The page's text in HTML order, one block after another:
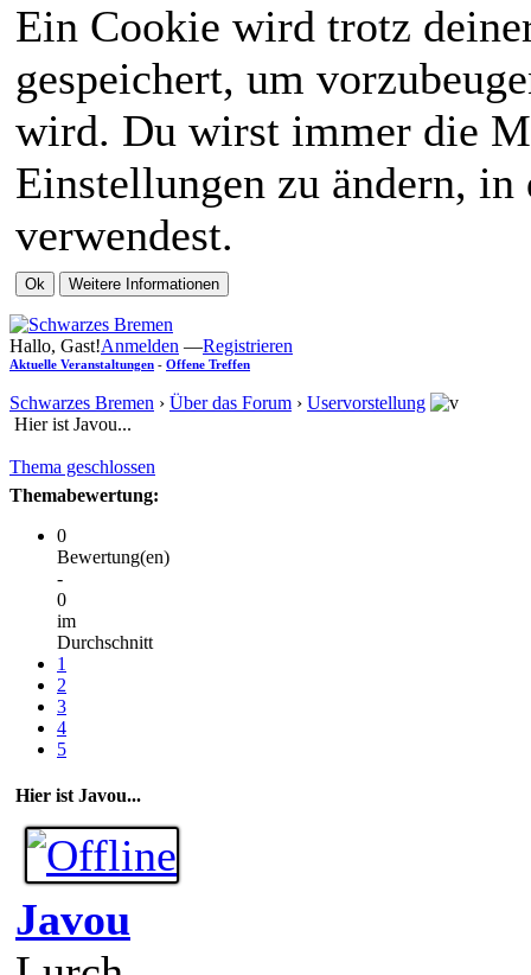
Ein Cookie wird trotz
gespeichert, um
wird. Du wirst immer die
Einstellungen zu ändern,
verwendest.
Hallo, Gast!Anmelden —Registrieren
Aktuelle Veranstaltungen - Offene Treffen
Schwarzes Bremen › Über das Forum › Uservorstellung
Hier ist Javou...
Thema geschlossen
Themabewertung:
0
Bewertung(en)
-
0
im
Durchschnitt
1
2
3
4
5
Hier ist Javou...
Javou